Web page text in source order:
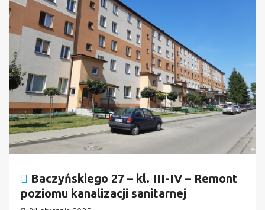
Baczyńskiego 27 – kl. III-IV – Remont
poziomu kanalizacji sanitarnej